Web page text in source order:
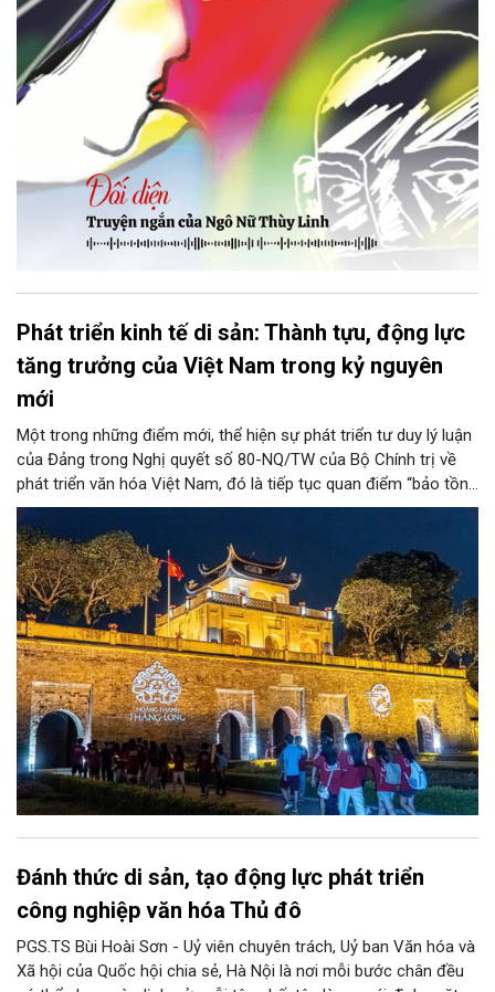
bị Tổng biên tập kêu lên để trả lại...
Phát triển kinh tế di sản: Thành tựu, động lực
tăng trưởng của Việt Nam trong kỷ nguyên
mới
Một trong những điểm mới, thể hiện sự phát triển tư duy lý luận
của Đảng trong Nghị quyết số 80-NQ/TW của Bộ Chính trị về
phát triển văn hóa Việt Nam, đó là tiếp tục quan điểm “bảo tồn
và phát huy giá trị di sản văn hóa gắn kết với phát triển kinh tế -
xã hội và du lịch”; đồng thời, nâng lên một tầm cao mới: “phát
triển kinh tế di sản”.
Đánh thức di sản, tạo động lực phát triển
công nghiệp văn hóa Thủ đô
PGS.TS Bùi Hoài Sơn - Uỷ viên chuyên trách, Uỷ ban Văn hóa và
Xã hội của Quốc hội chia sẻ, Hà Nội là nơi mỗi bước chân đều